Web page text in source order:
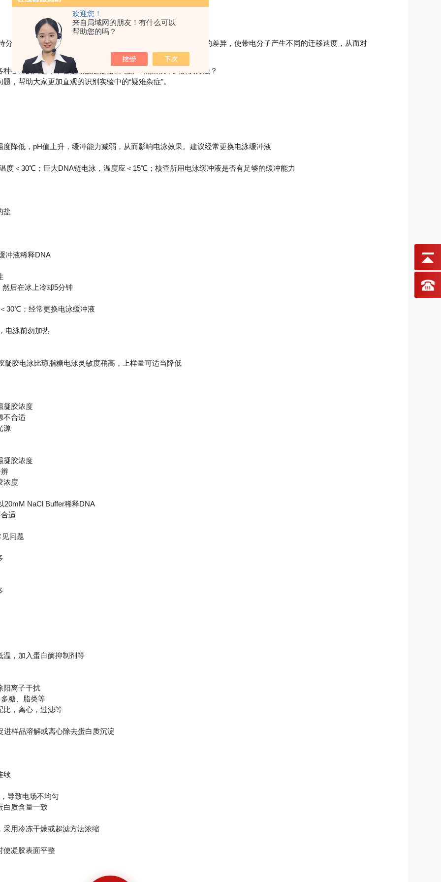
欢迎您！
来自局域网的朋友！有什么可以
帮助您的吗？
样品中各种分子带电性质以及分子本身大小、形状等性质的差异，使带电分子产生不同的迁移速度，从而对
样的问题，不管是核酸还是蛋白电泳，然后找不到解决方法？
帮助大家更加直观的识别实验中的“疑难杂症”。
低，pH值上升，缓冲能力减弱，从而影响电泳效果。建议经常更换电泳缓冲液
＜30℃；巨大DNA链电泳，温度应＜15℃；核查所用电泳缓冲液是否有足够的缓冲能力
盐
液稀释DNA
后在冰上冷却5分钟
；经常更换电泳缓冲液
泳前勿加热
电泳比琼脂糖电泳灵敏度稍高，上样量可适当降低
胶浓度
合适
源
胶浓度
浓度
NaCl Buffer稀释DNA
适
问题
，加入蛋白酶抑制剂等
离子干扰
糖、脂类等
，离心，过滤等
样品溶解或离心除去蛋白质沉淀
续
导致电场不均匀
质含量一致
用冷冻干燥或超滤方法浓缩
凝胶表面平整